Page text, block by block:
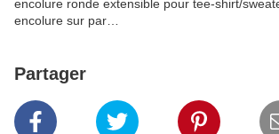
encolure ronde extensible pour tee-shirt/
encolure sur par…
Partager